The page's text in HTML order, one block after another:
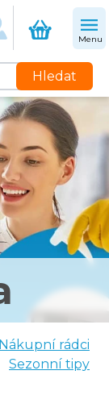
Menu
Hledat
Nákupní rádci
Sezonní tipy